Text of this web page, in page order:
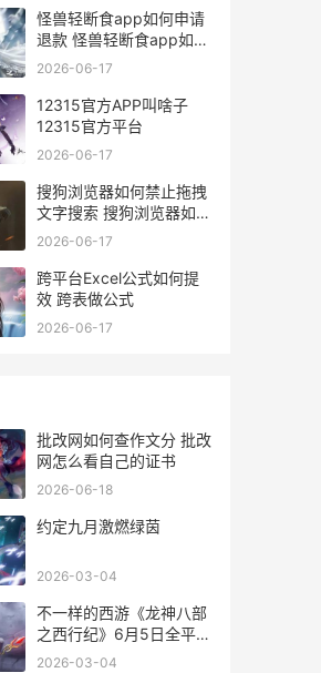
怪兽轻断食app如何申请
退款 怪兽轻断食app如何
注册
2026-06-17
12315官方APP叫啥子
12315官方平台
2026-06-17
搜狗浏览器如何禁止拖拽
文字搜索 搜狗浏览器如何
升级到最新版
2026-06-17
跨平台Excel公式如何提
效 跨表做公式
2026-06-17
批改网如何查作文分 批改
网怎么看自己的证书
2026-06-18
约定九月激燃绿茵
2026-03-04
不一样的西游《龙神八部
之西行纪》6月5日全平台
上线 不一样的西游记
2026-03-04